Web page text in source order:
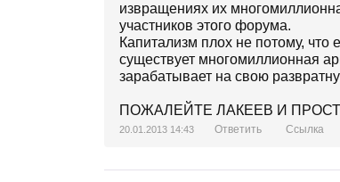
извращениях их
участников этого форума.
Капитализм плох не потому, что
существует многомиллионная
зарабатывает на свою
ПОЖАЛЕЙТЕ ЛАКЕЕВ И
20.01.2013 14:43 Ответить Ссылка